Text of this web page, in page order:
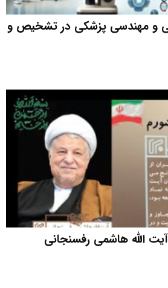
و مهندسی پزشکی در تشخیص و
الله هاشمی رفسنجانی